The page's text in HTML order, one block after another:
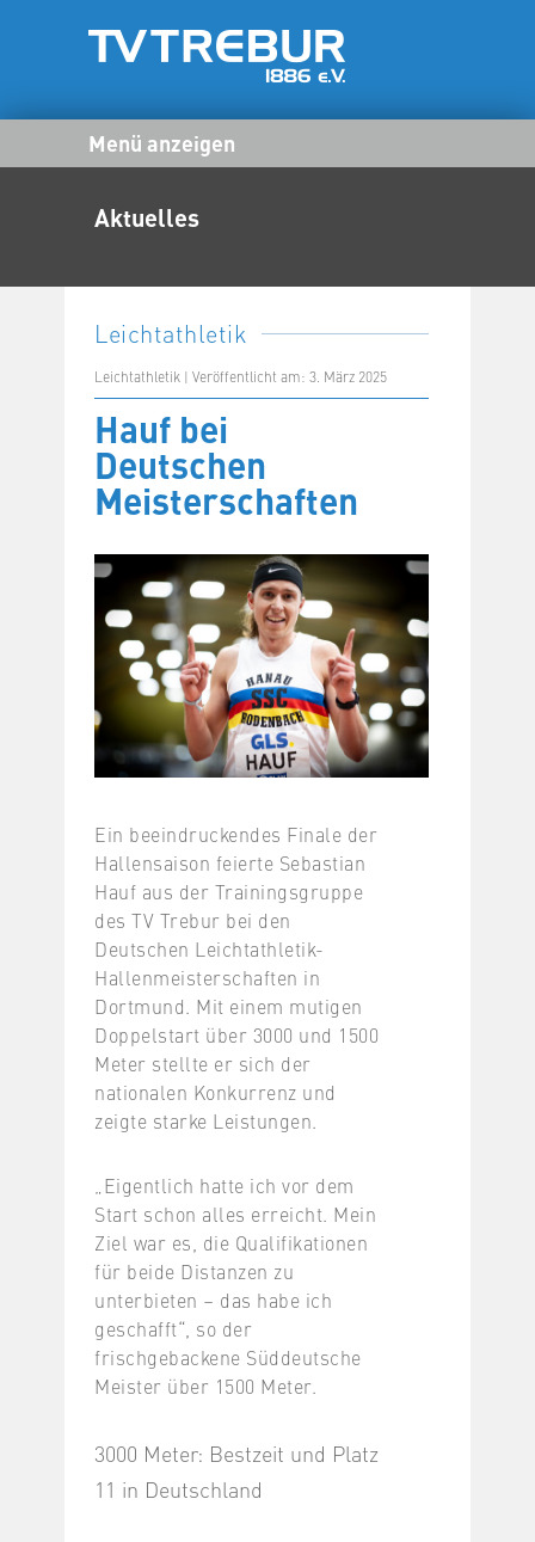
Menü anzeigen
Aktuelles
Leichtathletik
Leichtathletik | Veröffentlicht am: 3. März 2025
Hauf bei
Deutschen
Meisterschaften
Ein beeindruckendes Finale der
Hallensaison feierte Sebastian
Hauf aus der Trainingsgruppe
des TV Trebur bei den
Deutschen Leichtathletik-
Hallenmeisterschaften in
Dortmund. Mit einem mutigen
Doppelstart über 3000 und 1500
Meter stellte er sich der
nationalen Konkurrenz und
zeigte starke Leistungen.
„Eigentlich hatte ich vor dem
Start schon alles erreicht. Mein
Ziel war es, die Qualifikationen
für beide Distanzen zu
unterbieten – das habe ich
geschafft“, so der
frischgebackene Süddeutsche
Meister über 1500 Meter.
3000 Meter: Bestzeit und Platz
11 in Deutschland